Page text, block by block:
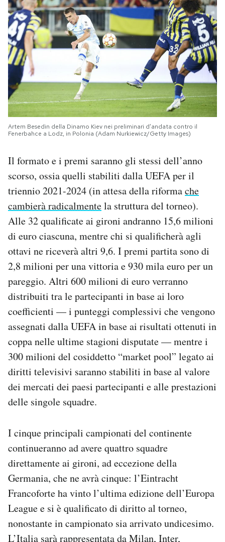
Artem Besedin della Dinamo Kiev nei preliminari d’andata contro il
Fenerbahce a Lodz, in Polonia (Adam Nurkiewicz/Getty Images)
Il formato e i premi saranno gli stessi dell’anno
scorso, ossia quelli stabiliti dalla UEFA per il
triennio 2021-2024 (in attesa della riformache
cambierà radicalmentela struttura del torneo).
Alle 32 qualificate ai gironi andranno 15,6 milioni
di euro ciascuna, mentre chi si qualificherà agli
ottavi ne riceverà altri 9,6. I premi partita sono di
2,8 milioni per una vittoria e 930 mila euro per un
pareggio. Altri 600 milioni di euro verranno
distribuiti tra le partecipanti in base ai loro
coefficienti — i punteggi complessivi che vengono
assegnati dalla UEFA in base ai risultati ottenuti in
coppa nelle ultime stagioni disputate — mentre i
300 milioni del cosiddetto “market pool” legato ai
diritti televisivi saranno stabiliti in base al valore
dei mercati dei paesi partecipanti e alle prestazioni
delle singole squadre.
I cinque principali campionati del continente
continueranno ad avere quattro squadre
direttamente ai gironi, ad eccezione della
Germania, che ne avrà cinque: l’Eintracht
Francoforte ha vinto l’ultima edizione dell’Europa
League e si è qualificato di diritto al torneo,
nonostante in campionato sia arrivato undicesimo.
L’Italia sarà rappresentata da Milan, Inter,